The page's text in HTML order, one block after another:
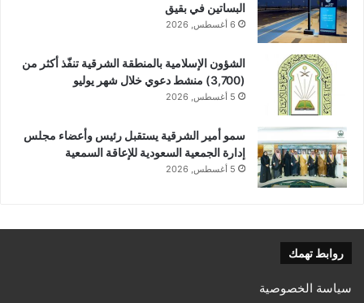
البساتين في بقيق
6 أغسطس, 2026
الشؤون الإسلامية بالمنطقة الشرقية تنفّذ أكثر من
(3,700) منشط دعوي خلال شهر يوليو
5 أغسطس, 2026
سمو أمير الشرقية يستقبل رئيس وأعضاء مجلس
إدارة الجمعية السعودية للإعاقة السمعية
5 أغسطس, 2026
روابط تهمك
سياسة الخصوصية